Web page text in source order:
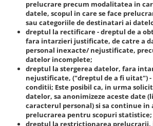
prelucrare precum modalitatea in
datele, scopul in care se face
sau categoriile de destinatari ai
dreptul la rectificare- dreptul de a
fara intarzieri justificate, de catre a
personal inexacte/ nejustificate,
datelor incomplete;
dreptul la stergerea datelor, fara
nejustificate, ("dreptul de a fi uitat")
conditii; Este posibil ca, in urma
datelor, sa anonimizeze aceste date
caracterul personal) si sa continue in
prelucrarea pentru scopuri statistice;
dreptul la restrictionarea prelucrarii,